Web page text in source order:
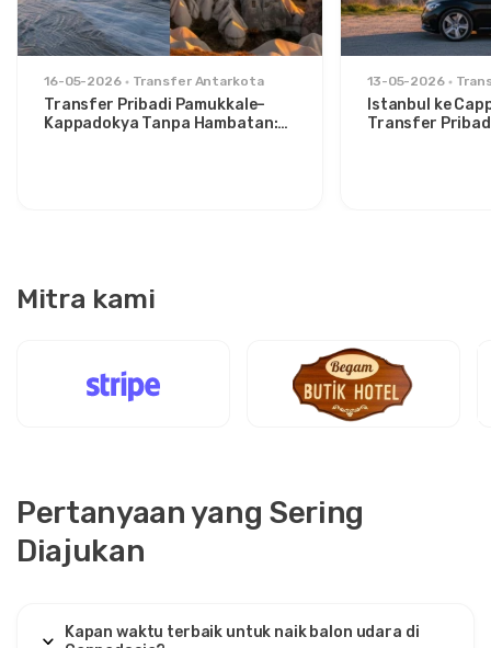
16-05-2026 Transfer Antarkota
Transfer Pribadi Pamukkale–
Kappadokya Tanpa Hambatan:
13-05-2026
Istanbul ke
Transfer
Mitra kami
Pertanyaan yang Sering
Diajukan
Kapan waktu terbaik untuk naik balon udara di